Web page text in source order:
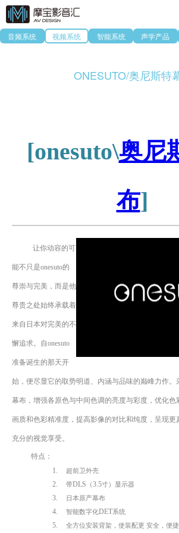
音频系统 视频系统 智能系统 声学产品
ONESUTO/奥尼斯特
[onesuto\奥尼
布]
让你动容的可
能不只是onesuto的
尊崇与完美，而是他
尊贵之处始终承载着
来自日本对完美的不
懈追求。自onesuto
准备诞生的那天开
始，便尽显它的取势明道、内涵与品味的巅峰力作
幕布，增强各原色与中间色调的亮度与彩度，优化
画质和色彩精准度，提高影像的对比和纯度，呈现
充分的视觉享受。
特点：
1.
超前卫外壳
2. 带DLS （3.5寸）显示器
3. 日本原产幕布
4. 智能数字化DET系统
5. 全方位安装背架，使装配更 安全，便捷